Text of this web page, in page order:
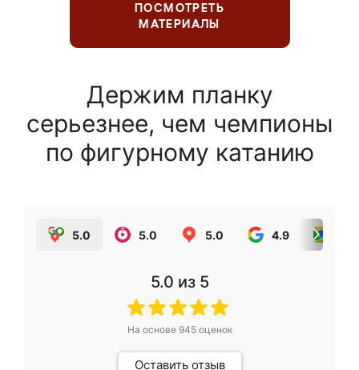
ПОСМОТРЕТЬ
МАТЕРИАЛЫ
Держим планку
серьезнее, чем чемпионы
по фигурному катанию
5.0 5.0 5.0 4.9
5.0 из 5
На основе 945оценок
Оставить отзыв